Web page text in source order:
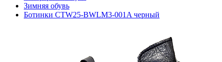
Зимняя обувь
Ботинки CTW25-BWLM3-001A черный